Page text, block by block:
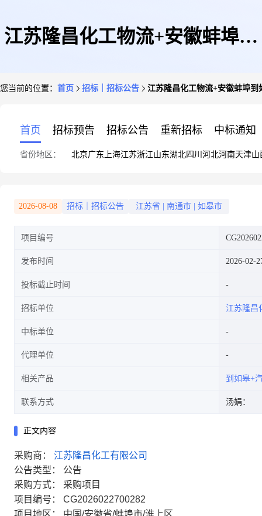
江苏隆昌化工物流+安徽蚌埠到
您当前的位置： 首页 招标｜招标公告 江苏隆昌化工物流+安徽蚌埠到
首页 招标预告 招标公告 重新招标 中标通知
省份地区： 北京广东 上海江苏浙江山东湖北四川 河北河南天津山
2026-08-08 招标｜招标公告 江苏省 南通市 如皋市
项目编号
发布时间 2026-02-
投标截止时间
招标单位 江苏隆昌
中标单位
代理单位
相关产品 到如皋+
联系方式 汤娟：
正文内容
采购商：
江苏隆昌化工有限公司
公告类型：
公告
采购方式：
采购项目
项目编号：
CG2026022700282
项目地区：
中国/安徽省/蚌埠市/淮上区